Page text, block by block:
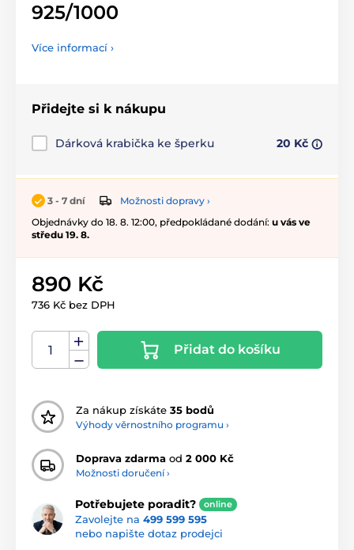
925/1000
Více informací ›
Přidejte si k nákupu
Dárková krabička ke šperku 20 Kč
3 - 7 dní
Možnosti dopravy ›
Objednávky do 18. 8. 12:00, předpokládané dodání: u vás ve
středu 19. 8.
890 Kč
736 Kč bez DPH
Přidat do košíku
Za nákup získáte 35 bodů
Výhody věrnostního programu ›
Doprava zdarma od 2 000 Kč
Možnosti doručení ›
Potřebujete poradit? online
Zavolejte na 499 599 595
nebo napište dotaz prodejci